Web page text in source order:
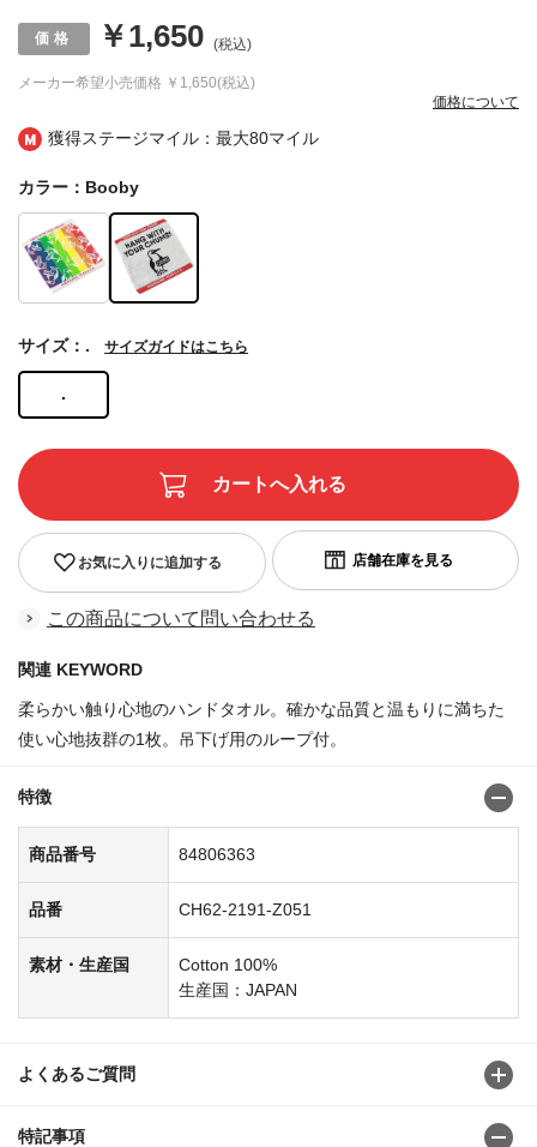
獲得ステージマイル：最大80マイル
メーカー希望小売価格 ￥1,650(税込)
￥1,650 (税込)
価格について
カラー：Booby
.
サイズ：. サイズガイドはこちら
お気に入りに追加する
この商品について問い合わせる
関連 KEYWORD
柔らかい触り心地のハンドタオル。確かな品質と温もりに満ちた
使い心地抜群の1枚。吊下げ用のループ付。
特徴
商品番号 84806363
品番 CH62-2191-Z051
素材・生産国
Cotton 100%
生産国：JAPAN
よくあるご質問
特記事項